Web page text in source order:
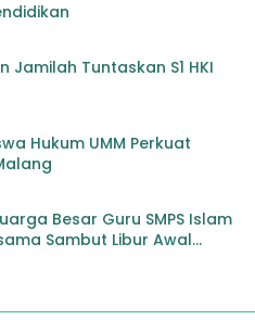
Jamilah Tuntaskan S1 HKI
Hukum UMM Perkuat
Besar Guru SMPS Islam
Sambut Libur Awal